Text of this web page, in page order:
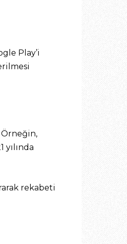
Play’i
Örneğin,
yılında
rekabeti